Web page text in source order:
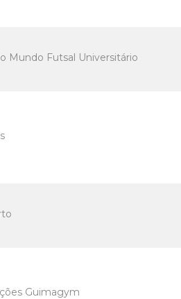
Mundo Futsal Universitário
Guimagym